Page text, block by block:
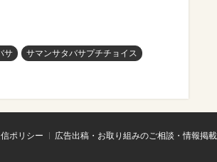
サ サマンサタバサプチチョイス
ポリシー
広告出稿・お取り組みのご相談・情報掲